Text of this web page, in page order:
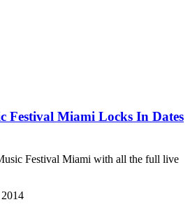
Festival Miami Locks In Dates
Festival Miami with all the full live